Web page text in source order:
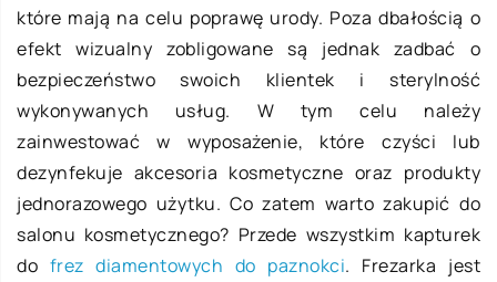
które mają na celu poprawę urody. Poza dbałością o
efekt wizualny zobligowane są jednak zadbać o
bezpieczeństwo swoich klientek i sterylność
wykonywanych usług. W tym celu należy
zainwestować w wyposażenie, które czyści lub
dezynfekuje akcesoria kosmetyczne oraz produkty
jednorazowego użytku. Co zatem warto zakupić do
salonu kosmetycznego? Przede wszystkim kapturek
do frez diamentowych do paznokci. Frezarka jest